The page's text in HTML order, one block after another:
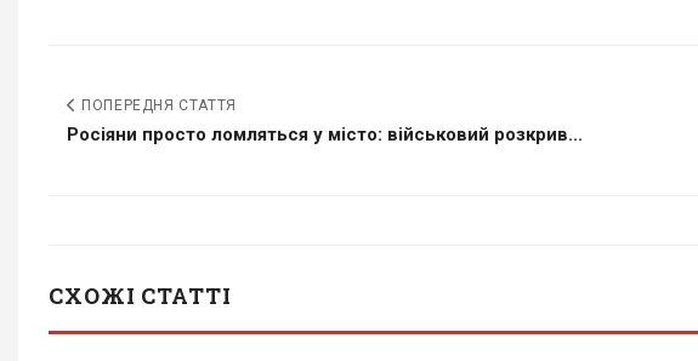
ПОПЕРЕДНЯ СТАТТЯ
Росіяни просто ломляться у місто: військовий розкрив...
СХОЖІ СТАТТІ